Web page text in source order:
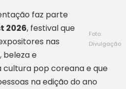
Foto:
Divulgação
faz parte
2026, festival que
nas
beleza e
pop coreana e que
na edição do ano